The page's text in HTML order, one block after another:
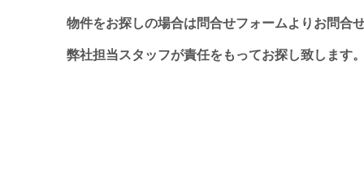
物件をお探しの場合は問合せフォームよりお問合せ
弊社担当スタッフが責任をもってお探し致します。